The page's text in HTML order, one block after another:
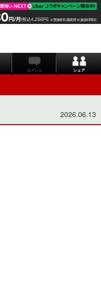
コメント シェア
2026.06.13